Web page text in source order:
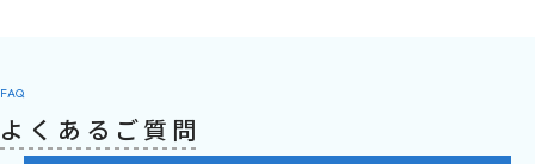
FAQ
よくあるご質問